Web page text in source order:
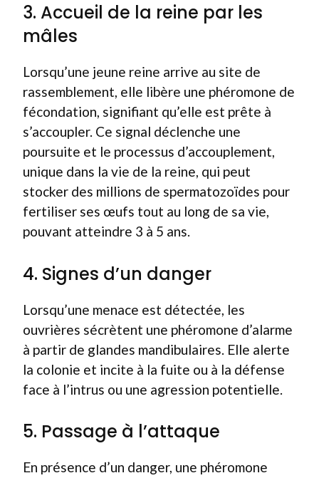
3. Accueil de la reine par les
mâles
Lorsqu’une jeune reine arrive au site de
rassemblement, elle libère une phéromone de
fécondation, signifiant qu’elle est prête à
s’accoupler. Ce signal déclenche une
poursuite et le processus d’accouplement,
unique dans la vie de la reine, qui peut
stocker des millions de spermatozoïdes pour
fertiliser ses œufs tout au long de sa vie,
pouvant atteindre 3 à 5 ans.
4. Signes d’un danger
Lorsqu’une menace est détectée, les
ouvrières sécrètent une phéromone d’alarme
à partir de glandes mandibulaires. Elle alerte
la colonie et incite à la fuite ou à la défense
face à l’intrus ou une agression potentielle.
5. Passage à l’attaque
En présence d’un danger, une phéromone